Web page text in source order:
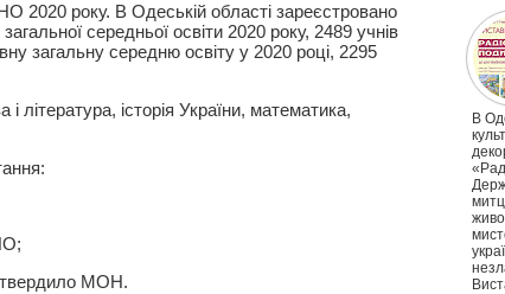
2020 року. В Одеській області зареєстровано
середньої освіти 2020 року, 2489 учнів
загальну середню освіту у 2020 році, 2295
література, історія України, математика,
МОН.
В